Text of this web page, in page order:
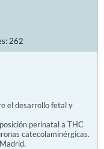
262
el desarrollo fetal y
perinatal a THC
catecolaminérgicas.